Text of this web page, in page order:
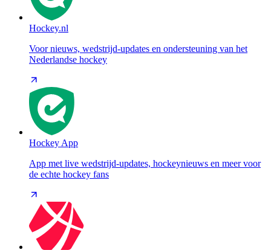
Hockey.nl
Voor nieuws, wedstrijd-updates en ondersteuning van het
Nederlandse hockey
Hockey App
App met live wedstrijd-updates, hockeynieuws en meer voor
de echte hockey fans